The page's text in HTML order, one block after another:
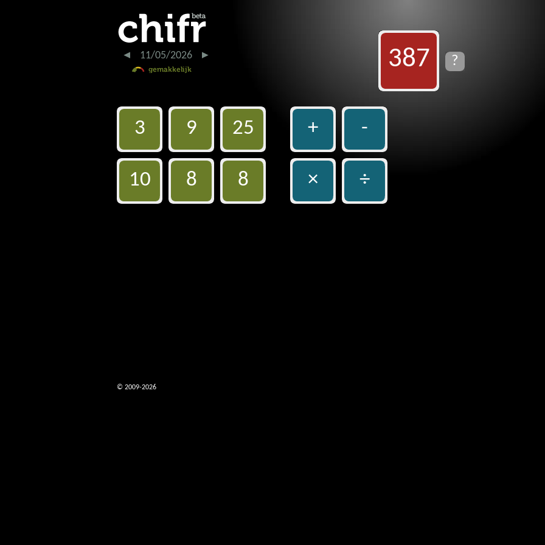
11/05/2026 ?
3 9 25
10 8 8
+ -
× ÷
387
© 2009-2026